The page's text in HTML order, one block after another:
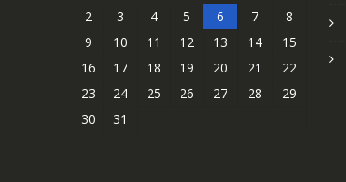
2
3 4 5 6 7
8
9
10 11 12 13 14
15
16
17 18 19 20 21
22
23
24 25 26 27 28
29
30
31